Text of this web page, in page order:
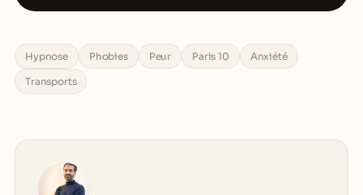
Hypnose Phobies Peur Paris 10 Anxiété
Transports